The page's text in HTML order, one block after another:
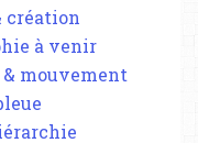
création
à venir
& mouvement